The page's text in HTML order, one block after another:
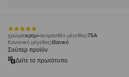
χρώμα:κρεμ αγορασθέν μέγεθος:75A
Κανονικό μέγεθος:Ιδανικό
Σούπερ προϊόν
Δείτε το πρωτότυπο